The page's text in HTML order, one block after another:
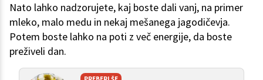
Nato lahko nadzorujete, kaj boste dali vanj, na primer
mleko, malo medu in nekaj mešanega jagodičevja.
Potem boste lahko na poti z več energije, da boste
preživeli dan.